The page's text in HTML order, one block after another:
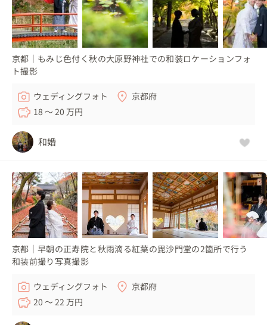
京都｜もみじ色付く秋の大原野神社での和装ロケーションフォ
ト撮影
ウェディングフォト
京都府
18 〜 20 万円
和婚
京都｜早朝の正寿院と秋雨滴る紅葉の毘沙門堂の2箇所で行う
和装前撮り写真撮影
ウェディングフォト
京都府
20 〜 22 万円